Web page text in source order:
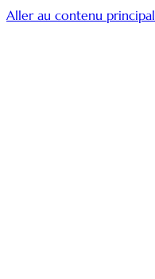
Aller au contenu principal